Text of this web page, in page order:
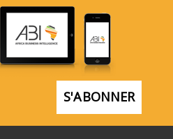
S'ABONNER